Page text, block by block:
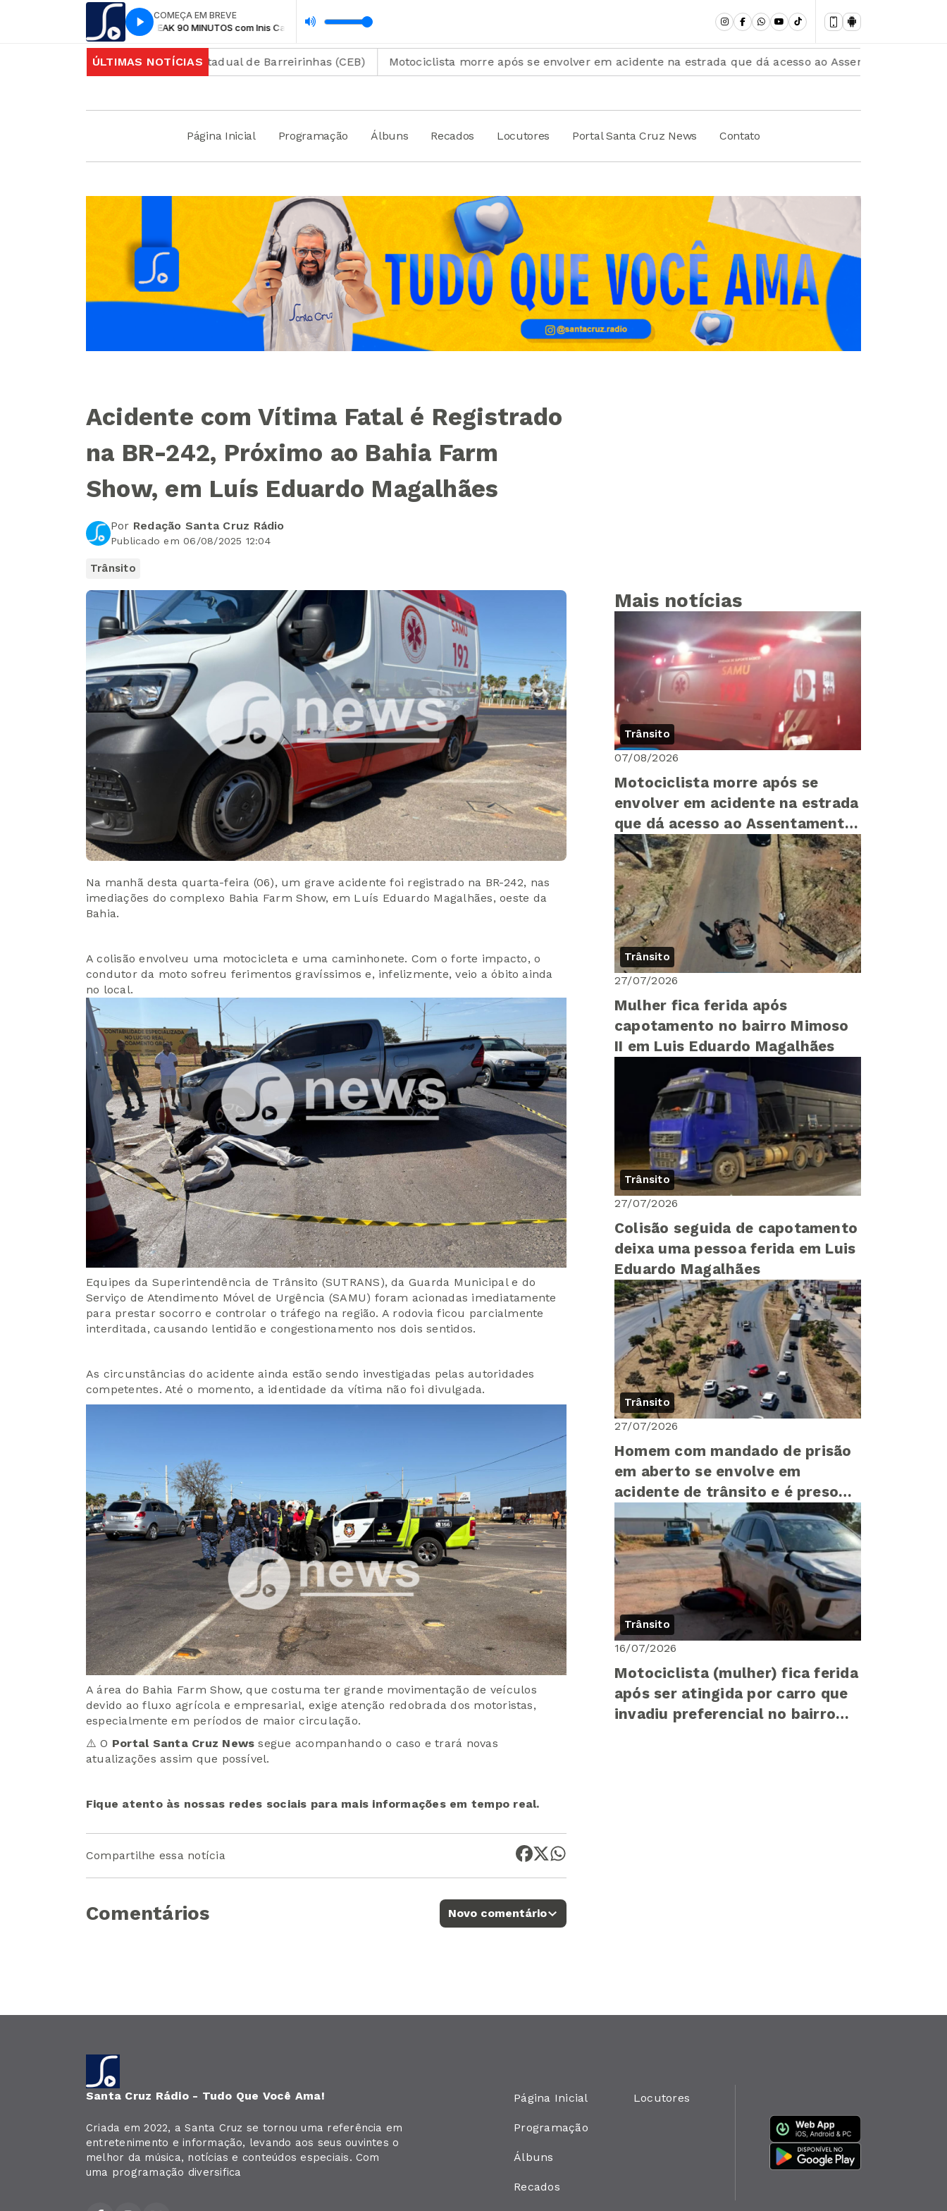
COMEÇA EM BREVE
NOBREAK 90 MINUTOS com Inis Café NOBREAK 90 MINUTOS com Inis Café
ÚLTIMAS NOTÍCIAS
frente ao Colégio Estadual de Barreirinhas (CEB) Motociclista morre após se envolver em acidente na estrada que dá acesso ao Assentamento Villa III entre
Página Inicial Programação Álbuns Recados Locutores Portal Santa Cruz News Contato
Acidente com Vítima Fatal é Registrado
na BR-242, Próximo ao Bahia Farm
Show, em Luís Eduardo Magalhães
Por Redação Santa Cruz Rádio
Publicado em 06/08/2025 12:04
Trânsito
Na manhã desta quarta-feira (06), um grave acidente foi registrado na BR-242, nas
imediações do complexo Bahia Farm Show, em Luís Eduardo Magalhães, oeste da
Bahia.
A colisão envolveu uma motocicleta e uma caminhonete. Com o forte impacto, o
condutor da moto sofreu ferimentos gravíssimos e, infelizmente, veio a óbito ainda
no local.
Equipes da Superintendência de Trânsito (SUTRANS), da Guarda Municipal e do
Serviço de Atendimento Móvel de Urgência (SAMU) foram acionadas imediatamente
para prestar socorro e controlar o tráfego na região. A rodovia ficou parcialmente
interditada, causando lentidão e congestionamento nos dois sentidos.
As circunstâncias do acidente ainda estão sendo investigadas pelas autoridades
competentes. Até o momento, a identidade da vítima não foi divulgada.
A área do Bahia Farm Show, que costuma ter grande movimentação de veículos
devido ao fluxo agrícola e empresarial, exige atenção redobrada dos motoristas,
especialmente em períodos de maior circulação.
⚠️ O Portal Santa Cruz News segue acompanhando o caso e trará novas
atualizações assim que possível.
Fique atento às nossas redes sociais para mais informações em tempo real.
Compartilhe essa notícia
Comentários Novo comentário
Mais notícias
Trânsito
07/08/2026
Motociclista morre após se
envolver em acidente na estrada
que dá acesso ao Assentamento
Villa III entre LEM e Barreiras
Trânsito
27/07/2026
Mulher fica ferida após
capotamento no bairro Mimoso
II em Luis Eduardo Magalhães
Trânsito
27/07/2026
Colisão seguida de capotamento
deixa uma pessoa ferida em Luis
Eduardo Magalhães
Trânsito
27/07/2026
Homem com mandado de prisão
em aberto se envolve em
acidente de trânsito e é preso
em Luis Eduardo Magalhães
Trânsito
16/07/2026
Motociclista (mulher) fica ferida
após ser atingida por carro que
invadiu preferencial no bairro
Santa Cruz Rádio - Tudo Que Você Ama!
Criada em 2022, a Santa Cruz se tornou uma referência em
entretenimento e informação, levando aos seus ouvintes o
melhor da música, notícias e conteúdos especiais. Com
uma programação diversifica
Página Inicial
Programação
Álbuns
Recados
Locutores